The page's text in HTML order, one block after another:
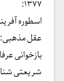
۱۳۷۷:
اسطوره
عقل
بازخوانی
شریعتی